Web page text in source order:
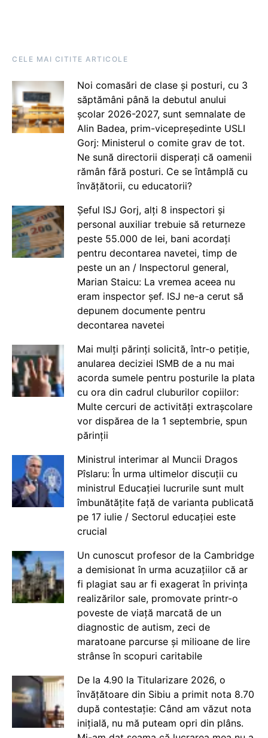
CELE MAI CITITE ARTICOLE
Noi comasări de clase și posturi, cu 3
săptămâni până la debutul anului
școlar 2026-2027, sunt semnalate de
Alin Badea, prim-vicepreședinte USLI
Gorj: Ministerul o comite grav de tot.
Ne sună directorii disperați că oamenii
rămân fără posturi. Ce se întâmplă cu
învățătorii, cu educatorii?
Șeful ISJ Gorj, alți 8 inspectori și
personal auxiliar trebuie să returneze
peste 55.000 de lei, bani acordați
pentru decontarea navetei, timp de
peste un an / Inspectorul general,
Marian Staicu: La vremea aceea nu
eram inspector șef. ISJ ne-a cerut să
depunem documente pentru
decontarea navetei
Mai mulți părinți solicită, într-o petiție,
anularea deciziei ISMB de a nu mai
acorda sumele pentru posturile la plata
cu ora din cadrul cluburilor copiilor:
Multe cercuri de activități extrașcolare
vor dispărea de la 1 septembrie, spun
părinții
Ministrul interimar al Muncii Dragos
Pîslaru: În urma ultimelor discuții cu
ministrul Educației lucrurile sunt mult
îmbunătățite față de varianta publicată
pe 17 iulie / Sectorul educației este
crucial
Un cunoscut profesor de la Cambridge
a demisionat în urma acuzațiilor că ar
fi plagiat sau ar fi exagerat în privința
realizărilor sale, promovate printr-o
poveste de viață marcată de un
diagnostic de autism, zeci de
maratoane parcurse și milioane de lire
strânse în scopuri caritabile
De la 4.90 la Titularizare 2026, o
învățătoare din Sibiu a primit nota 8.70
după contestație: Când am văzut nota
inițială, nu mă puteam opri din plâns.